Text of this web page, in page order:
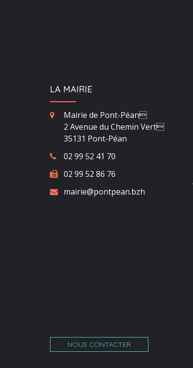
LA MAIRIE
Mairie de Pont-Péan
2 Avenue du Chemin Vert
35131 Pont-Péan
02 99 52 41 70
02 99 52 86 76
mairie@pontpean.bzh
NOUS CONTACTER